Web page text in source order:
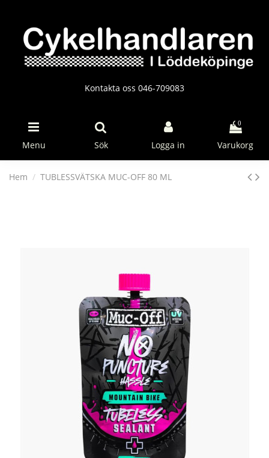
Kontakta oss 046-709083
Menu Sök Logga in
0
Varukorg
Hem TUBLESSVÄTSKA MUC-OFF 80 ML